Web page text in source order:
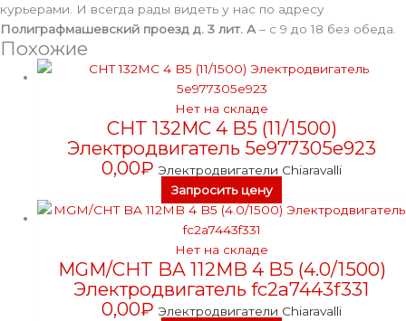
курьерами. И всегда рады видеть у нас по адресу
Полиграфмашевский проезд д. 3 лит. А – с 9 до 18 без обеда.
Похожие
Нет на складе
CHT 132MC 4 B5 (11/1500)
Электродвигатель 5e977305e923
0,00₽ Электродвигатели Chiaravalli
Запросить цену
Нет на складе
MGM/CHT BA 112MB 4 B5 (4.0/1500)
Электродвигатель fc2a7443f331
0,00₽ Электродвигатели Chiaravalli